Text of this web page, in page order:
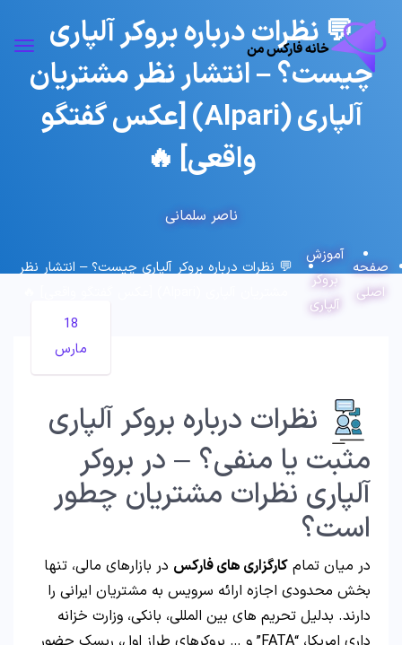
💬 نظرات درباره بروکر آلپاری
چیست؟ – انتشار نظر مشتریان
آلپاری (Alpari) [عکس گفتگو
واقعی] 🔥
ناصر سلمانی
صفحه
اصلی
آموزش
بروکر
آلپاری
💬 نظرات درباره بروکر آلپاری چیست؟ – انتشار نظر
18
مارس
نظرات درباره بروکر آلپاری
مثبت یا منفی؟ – در بروکر
آلپاری نظرات مشتریان چطور
است؟
در میان تمام کارگزاری های فارکس در بازارهای مالی، تنها
بخش محدودی اجازه ارائه سرویس به مشتریان ایرانی را
دارند. بدلیل تحریم های بین المللی، بانکی، وزارت خزانه